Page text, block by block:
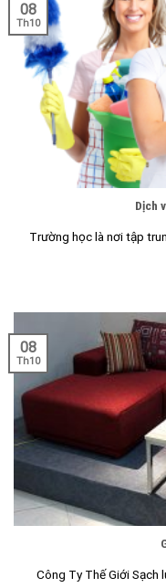
Dịch
Trường học là nơi tập
08
Th10
Công Ty Thế Giới Sạch
08
Th10